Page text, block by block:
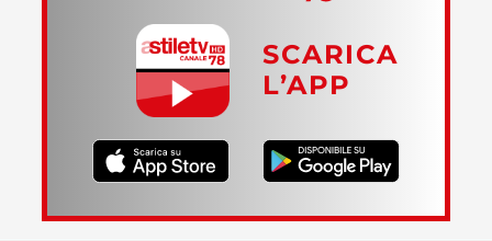
SCARICA
L’APP